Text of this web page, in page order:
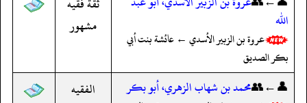
الله
عروة بن الزبير الأسدي ← عائشة بنت أبي
بكر الصديق
مشهور
👤←👥محمد بن شهاب الزهري، أبو بكر
الفقيه